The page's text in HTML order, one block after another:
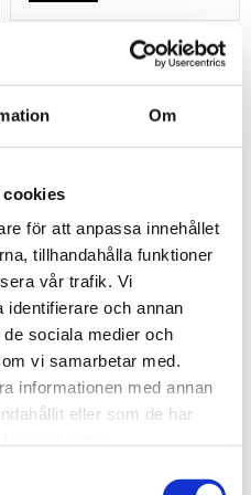
Om
cookies
för att anpassa innehållet
tillhandahålla funktioner
vår trafik. Vi
identifierare och annan
sociala medier och
vi samarbetar med.
informationen med annan
eller som de har
3/8" hylsa med
skyddsisolering.
23mm
488kr
49%